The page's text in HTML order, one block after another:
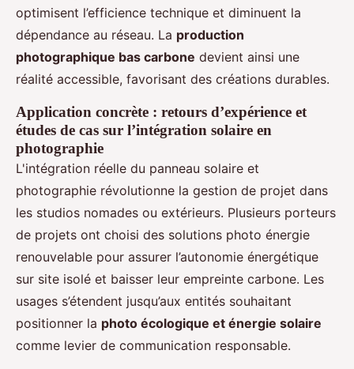
optimisent l’efficience technique et diminuent la
dépendance au réseau. La production
photographique bas carbone devient ainsi une
réalité accessible, favorisant des créations durables.
Application concrète : retours d’expérience et
études de cas sur l’intégration solaire en
photographie
L'intégration réelle du panneau solaire et
photographie révolutionne la gestion de projet dans
les studios nomades ou extérieurs. Plusieurs porteurs
de projets ont choisi des solutions photo énergie
renouvelable pour assurer l’autonomie énergétique
sur site isolé et baisser leur empreinte carbone. Les
usages s’étendent jusqu’aux entités souhaitant
positionner la photo écologique et énergie solaire
comme levier de communication responsable.